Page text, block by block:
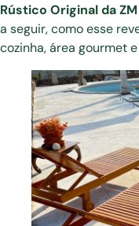
Rústico Original da
a seguir, como esse
cozinha, área gourmet